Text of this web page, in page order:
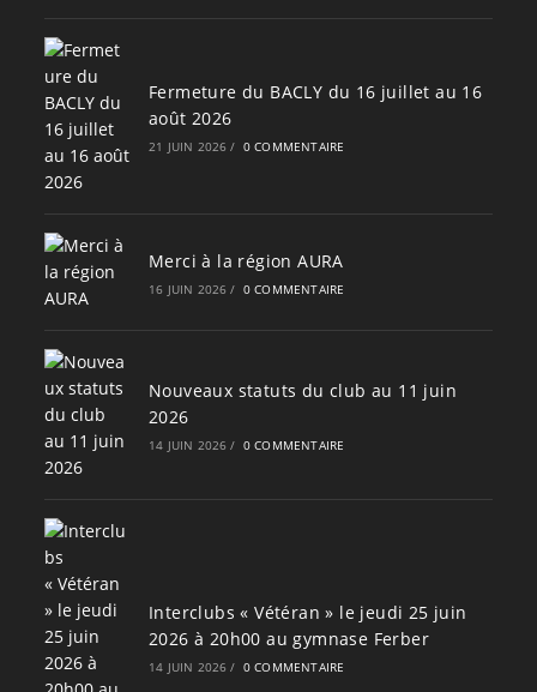
Fermeture du BACLY du 16 juillet au 16
août 2026
21 JUIN 2026 / 0 COMMENTAIRE
Merci à la région AURA
16 JUIN 2026 / 0 COMMENTAIRE
Nouveaux statuts du club au 11 juin
2026
14 JUIN 2026 / 0 COMMENTAIRE
Interclubs « Vétéran » le jeudi 25 juin
2026 à 20h00 au gymnase Ferber
14 JUIN 2026 / 0 COMMENTAIRE